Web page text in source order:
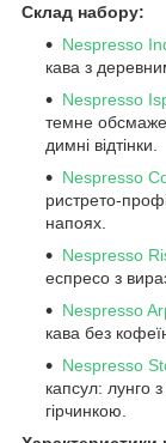
Склад набору:
Nespresso
кава з
Nespresso
темне
димні відтінки.
Nespresso
ристрето-
напоях.
Nespresso
еспресо з
Nespresso
кава без
Nespresso
капсул: лунго
гірчинкою.